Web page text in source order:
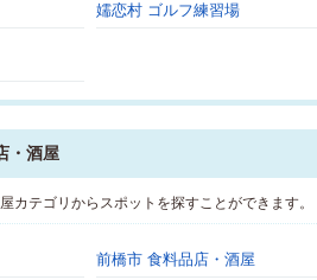
嬬恋村 ゴルフ練習場
・酒屋
カテゴリからスポットを探すことができます。
前橋市 食料品店・酒屋